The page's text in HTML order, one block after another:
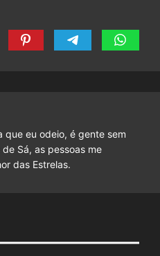
que eu odeio, é gente sem
Sá, as pessoas me
das Estrelas.